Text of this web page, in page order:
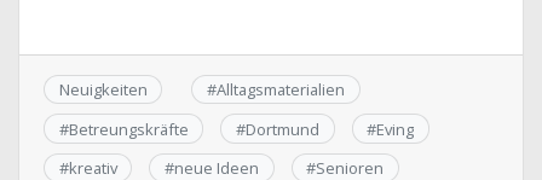
Neuigkeiten #Alltagsmaterialien
#Betreungskräfte #Dortmund #Eving
#kreativ #neue Ideen #Senioren